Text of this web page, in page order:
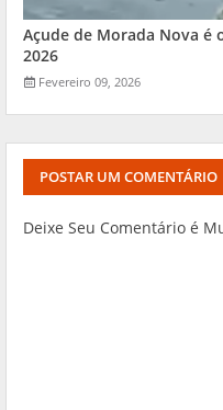
Açude de Morada Nova é
2026
Fevereiro 09, 2026
POSTAR UM COMENTÁRIO
Deixe Seu Comentário é